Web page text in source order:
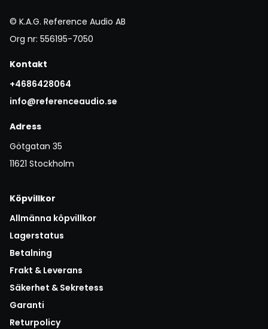
© K.A.G. Reference Audio AB
Org nr: 556195-7050
Kontakt
+4686428064
info@referenceaudio.se
Adress
Götgatan 35
11621 Stockholm
Köpvillkor
Allmänna köpvillkor
Lagerstatus
Betalning
Frakt & Leverans
Säkerhet & Sekretess
Garanti
Returpolicy